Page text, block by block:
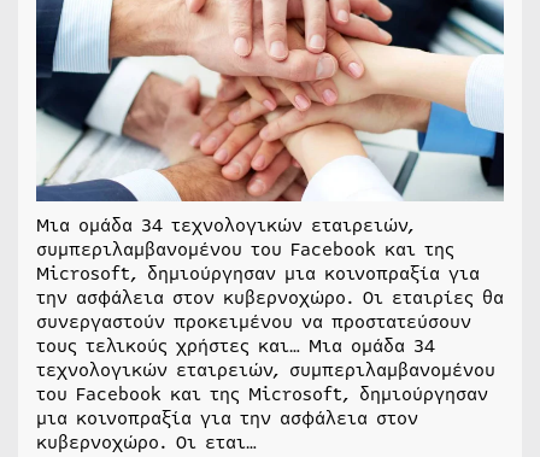
Μια ομάδα 34 τεχνολογικών εταιρειών,
συμπεριλαμβανομένου του Facebook και της
Microsoft, δημιούργησαν μια κοινοπραξία για
την ασφάλεια στον κυβερνοχώρο. Οι εταιρίες θα
συνεργαστούν προκειμένου να προστατεύσουν
τους τελικούς χρήστες και… Μια ομάδα 34
τεχνολογικών εταιρειών, συμπεριλαμβανομένου
του Facebook και της Microsoft, δημιούργησαν
μια κοινοπραξία για την ασφάλεια στον
κυβερνοχώρο. Οι εται…